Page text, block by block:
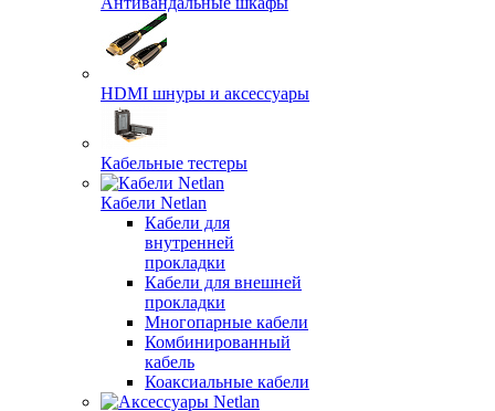
HDMI шнуры и аксессуары
Кабельные тестеры
Кабели Netlan
Кабели для
внутренней
прокладки
Кабели для внешней
прокладки
Многопарные кабели
Комбинированный
кабель
Коаксиальные кабели